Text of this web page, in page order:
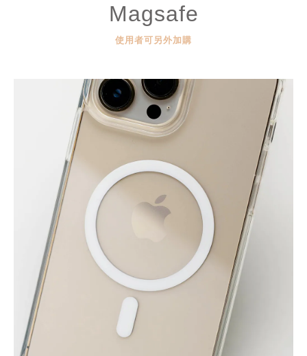
Magsafe
使用者可另外加購